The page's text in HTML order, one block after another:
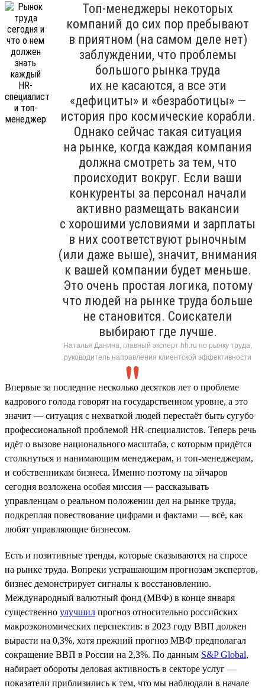
Топ-менеджеры некоторых
компаний до сих пор пребывают
в приятном (на самом деле нет)
заблуждении, что проблемы
большого рынка труда
их не касаются, а все эти
«дефициты» и «безработицы» —
история про космические корабли.
Однако сейчас такая ситуация
на рынке, когда каждая компания
должна смотреть за тем, что
происходит вокруг. Если ваши
конкуренты за персонал начали
активно размещать вакансии
с хорошими условиями и зарплаты
в них соответствуют рыночным
(или даже выше), значит, внимания
к вашей компании будет меньше.
Это очень простая логика, потому
что людей на рынке труда больше
не становится. Соискатели
выбирают где лучше.
Наталья Данина, главный эксперт hh.ru по рынку труда,
руководитель направления клиентской эффективности
Впервые за последние несколько десятков лет о проблеме
кадрового голода говорят на государственном уровне, а это
значит — ситуация с нехваткой людей перестаёт быть сугубо
профессиональной проблемой HR-специалистов. Теперь речь
идёт о вызове национального масштаба, с которым придётся
столкнуться и нанимающим менеджерам, и топ-менеджерам,
и собственникам бизнеса. Именно поэтому на эйчаров
сегодня возложена особая миссия — рассказывать
управленцам о реальном положении дел на рынке труда,
подкрепляя повествование цифрами и фактами — всё, как
любят управляющие бизнесом.
Есть и позитивные тренды, которые сказываются на спросе
на рынке труда. Вопреки устрашающим прогнозам экспертов,
бизнес демонстрирует сигналы к восстановлению.
Международный валютный фонд (МВФ) в конце января
существенно улучшил прогноз относительно российских
макроэкономических перспектив: в 2023 году ВВП должен
вырасти на 0,3%, хотя прежний прогноз МВФ предполагал
сокращение ВВП в России на 2,3%. По данным S&P Global,
набирает обороты деловая активность в секторе услуг —
показатели приблизились к тем, что мы наблюдали в начале